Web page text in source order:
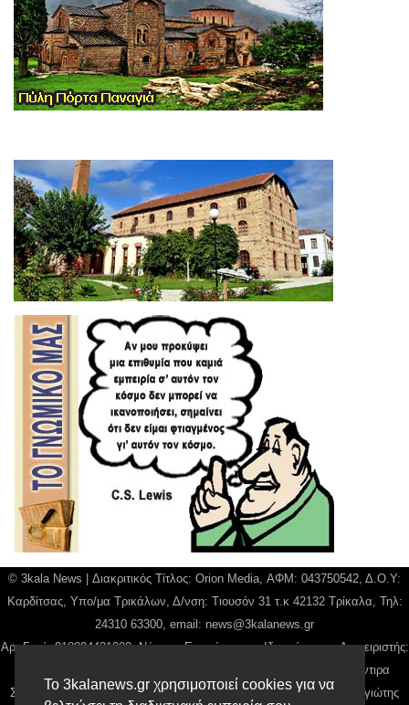
Το 3kalanews.gr χρησιμοποιεί cookies για να
© 3kala News | Διακριτικός Τίτλος: Orion Media, ΑΦΜ: 043750542, Δ.Ο.Υ:
Καρδίτσας, Υπο/μα Τρικάλων, Δ/νση: Τιουσόν 31 τ.κ 42132 Τρίκαλα, Τηλ:
24310 63300, email: news@3kalanews.gr
Αρ. Γεμή: 018804431000, Νόμιμος Εκπρόσωπος, Ιδιοκτήτης και Διαχειριστής:
Παναγιώτης Φιλίππου, Διευθύντρια: Γιαννουσά Βασιλική, Διευθύντιρα
Σύνταξης: Μπαλαμπάνη Βασιλική. Δικαιούχος domain name Παναγιώτης